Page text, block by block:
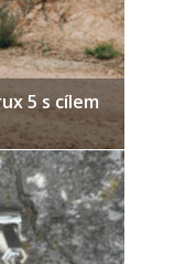
5 s cílem